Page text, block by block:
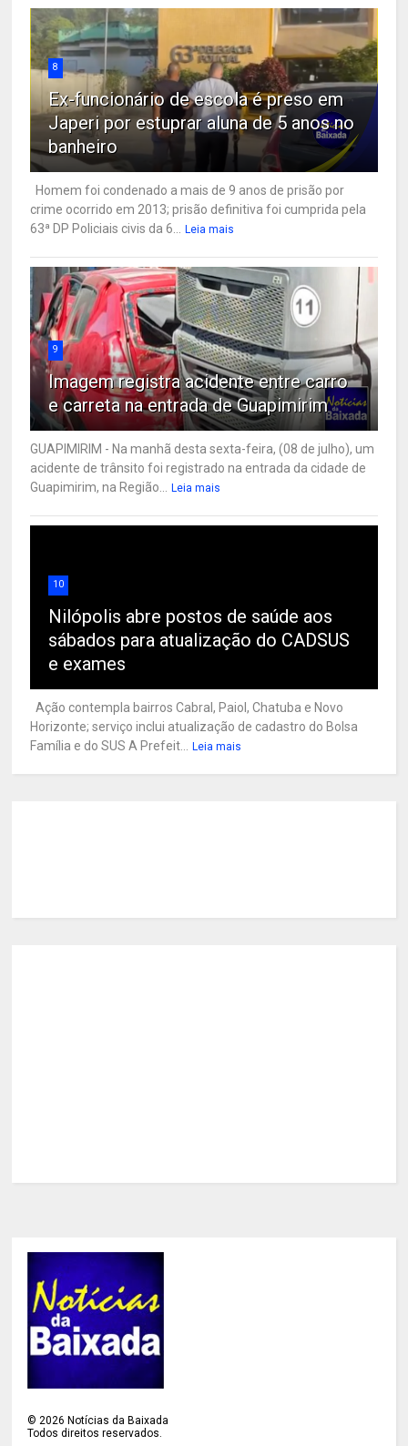
8
Ex-funcionário de escola é preso em
Japeri por estuprar aluna de 5 anos no
banheiro
Homem foi condenado a mais de 9 anos de prisão por
crime ocorrido em 2013; prisão definitiva foi cumprida pela
63ª DP Policiais civis da 6...
Leia mais
9
Imagem registra acidente entre carro
e carreta na entrada de Guapimirim
GUAPIMIRIM - Na manhã desta sexta-feira, (08 de julho), um
acidente de trânsito foi registrado na entrada da cidade de
Guapimirim, na Região...
Leia mais
10
Nilópolis abre postos de saúde aos
sábados para atualização do CADSUS
e exames
Ação contempla bairros Cabral, Paiol, Chatuba e Novo
Horizonte; serviço inclui atualização de cadastro do Bolsa
Família e do SUS A Prefeit...
Leia mais
©2026 Notícias da Baixada
Todos direitos reservados.